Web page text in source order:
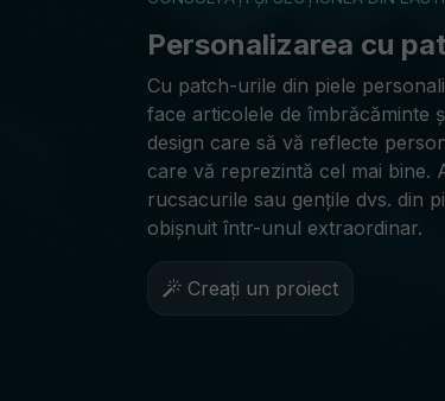
Personalizarea cu
Cu patch-urile din piele
face articolele de îmbrăcăminte
design care să vă reflecte
care vă reprezintă cel mai bine.
rucsacurile sau gențile dvs. din
obișnuit într-unul extraordinar.
Creați un proiect